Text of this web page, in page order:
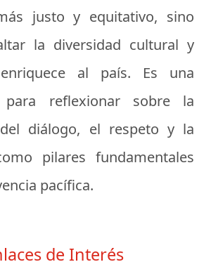
justo y equitativo, sino
la diversidad cultural y
al país. Es una
para reflexionar sobre la
diálogo, el respeto y la
pilares fundamentales
pacífica.
de Interés